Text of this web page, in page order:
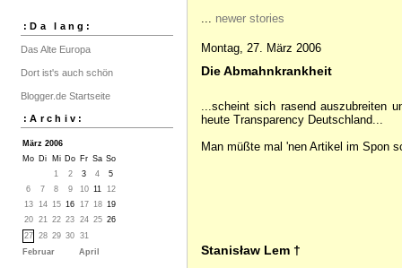
:Da lang:
Das Alte Europa
Dort ist's auch schön
Blogger.de Startseite
:Archiv:
März 2006
Mo Di Mi Do Fr Sa So
1
2 3 4
5
6
7 8 9 10 11
12
13
14 15 16 17 18 19
20
21 22 23 24 25 26
27
28 29 30 31
Februar
April
... newer stories
Montag, 27. März 2006
Die Abmahnkrankheit
...scheint sich rasend auszubreiten
heute Transparency Deutschland...
Man müßte mal 'nen Artikel im Spon
Stanisław Lem †